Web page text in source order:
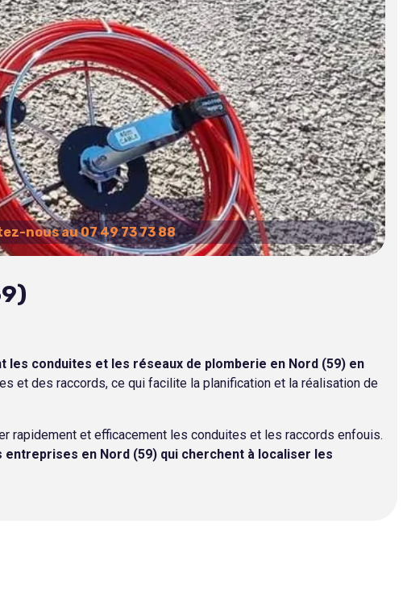
nous au 07 49 73 73 88
les conduites et les réseaux de plomberie en Nord (59) en
et des raccords, ce qui facilite la planification et la réalisation de
rapidement et efficacement les conduites et les raccords enfouis.
en Nord (59) qui cherchent à localiser les